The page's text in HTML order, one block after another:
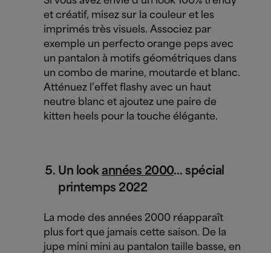
et créatif, misez sur la couleur et les
imprimés très visuels. Associez par
exemple un perfecto orange peps avec
un pantalon à motifs géométriques dans
un combo de marine, moutarde et blanc.
Atténuez l’effet flashy avec un haut
neutre blanc et ajoutez une paire de
kitten heels pour la touche élégante.
Un lookannées 2000… spécial
printemps 2022
La mode des années 2000 réapparaît
plus fort que jamais cette saison. De la
jupe mini mini au pantalon taille basse, en